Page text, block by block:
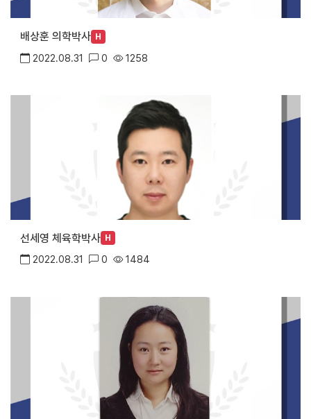
배상훈 의학박사 H
2022.08.31 0 1258
선세영 체육학박사 H
2022.08.31 0 1484